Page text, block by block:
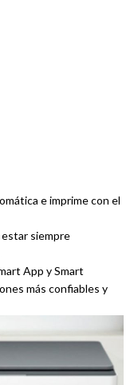
e imprime con el
siempre
App y Smart
más confiables y